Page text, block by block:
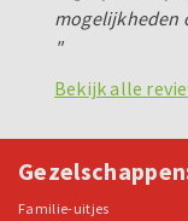
mogelijkheden
"
Bekijk alle
Familie-uitjes